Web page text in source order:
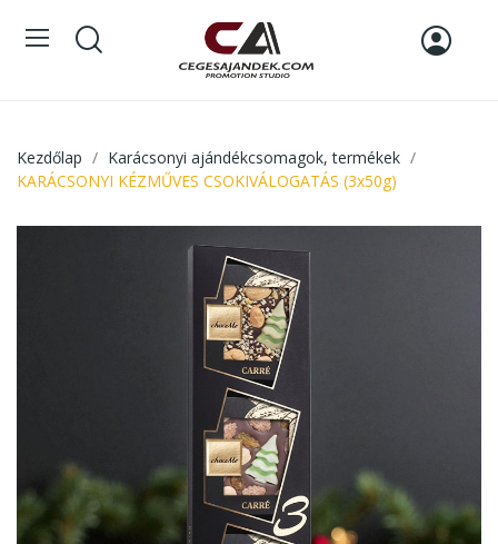
Kezdőlap
Karácsonyi ajándékcsomagok, termékek
KARÁCSONYI KÉZMŰVES CSOKIVÁLOGATÁS (3x50g)